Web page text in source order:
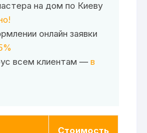
на дом по Киеву
онлайн заявки
всем клиентам —в
Стоимость